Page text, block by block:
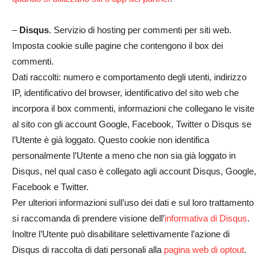
– Disqus. Servizio di hosting per commenti per siti web.
Imposta cookie sulle pagine che contengono il box dei
commenti.
Dati raccolti: numero e comportamento degli utenti, indirizzo
IP, identificativo del browser, identificativo del sito web che
incorpora il box commenti, informazioni che collegano le visite
al sito con gli account Google, Facebook, Twitter o Disqus se
l’Utente è già loggato. Questo cookie non identifica
personalmente l’Utente a meno che non sia già loggato in
Disqus, nel qual caso è collegato agli account Disqus, Google,
Facebook e Twitter.
Per ulteriori informazioni sull’uso dei dati e sul loro trattamento
si raccomanda di prendere visione dell’informativa di Disqus.
Inoltre l’Utente può disabilitare selettivamente l’azione di
Disqus di raccolta di dati personali alla pagina web di optout.